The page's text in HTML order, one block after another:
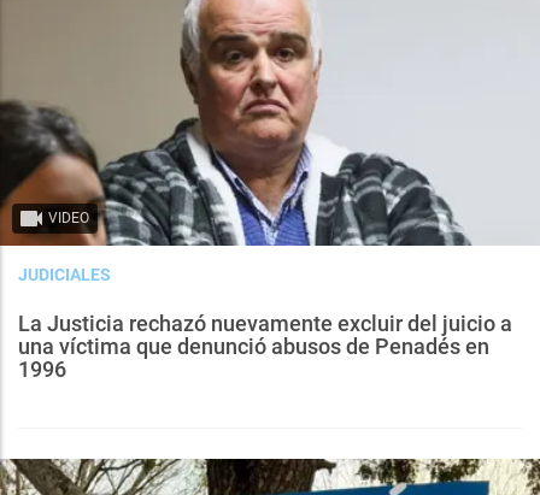
VIDEO
JUDICIALES
La Justicia rechazó nuevamente excluir del juicio a
una víctima que denunció abusos de Penadés en
1996